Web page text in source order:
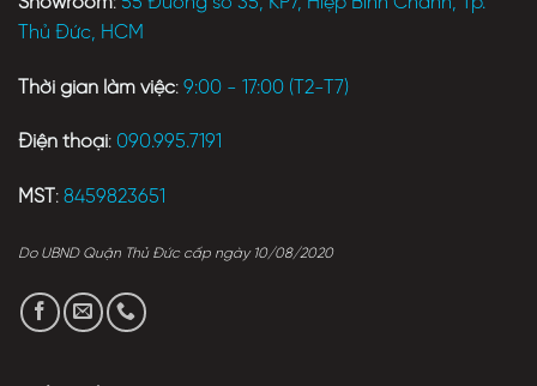
Thủ Đức, HCM
Thời gian làm việc: 9:00 - 17:00 (T2-T7)
Điện thoại: 090.995.7191
MST : 8459823651
Do UBND Quận Thủ Đức cấp ngày 10/08/2020